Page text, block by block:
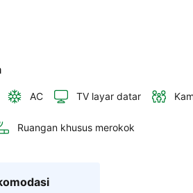
AC TV layar datar
Ruangan khusus merokok